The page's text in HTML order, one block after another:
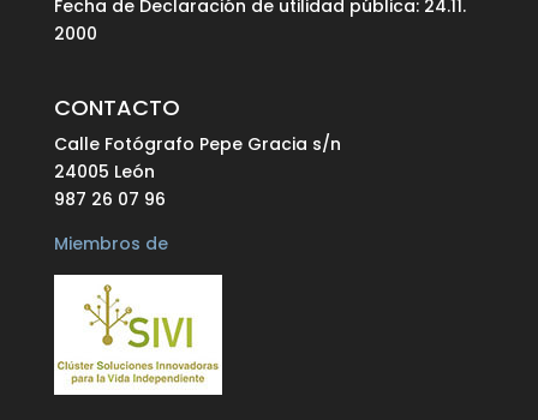
Fecha de Declaración de utilidad pública: 24.11.
2000
CONTACTO
Calle Fotógrafo Pepe Gracia s/n
24005 León
987 26 07 96
Miembros de